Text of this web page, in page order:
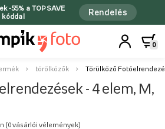
-55% a TOPSAVE
kóddal
Rendelés
0
törölközők Törülköző
- 4 elem, M,
(0 vásárlói vélemények)